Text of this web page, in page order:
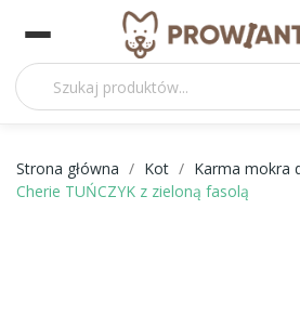
Strona główna Kot Karma mokra
Cherie TUŃCZYK z zieloną fasolą